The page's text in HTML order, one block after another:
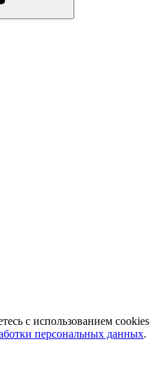
с использованием cookies
персональных данных.